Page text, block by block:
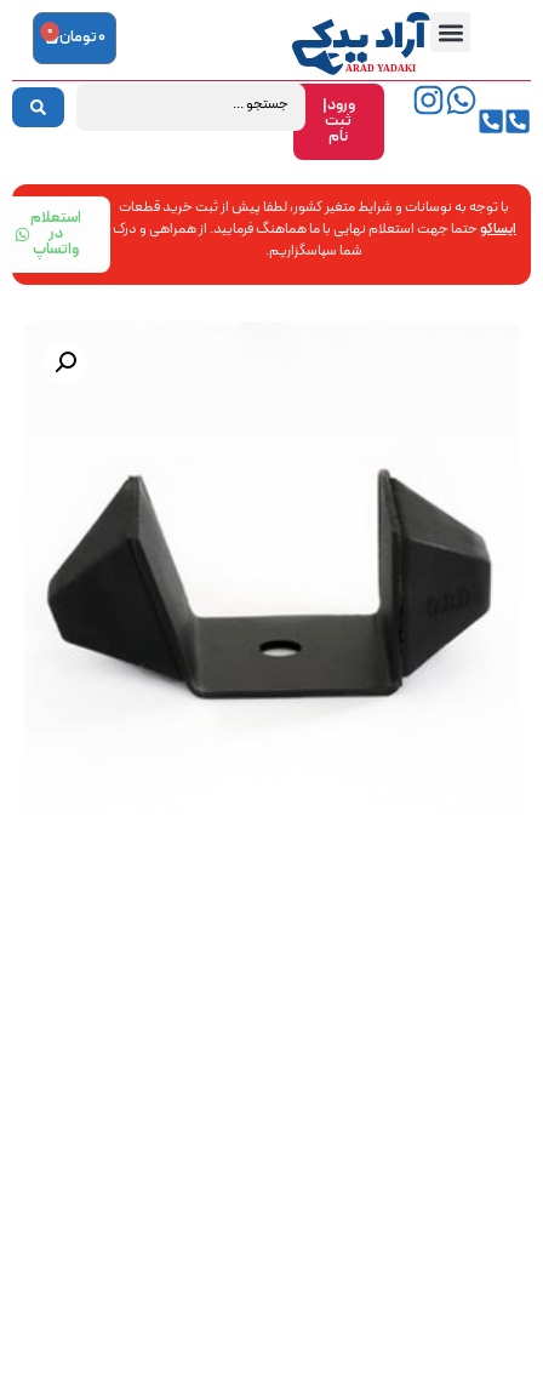
ورود|
ثبت
نام
0تومان 0
با توجه به نوسانات و شرایط متغیر کشور، لطفا پیش از ثبت خرید قطعات
ایساکوحتما جهت استعلام نهایی با ما هماهنگ فرمایید. از همراهی و درک
شما سپاسگزاریم.
استعلام
در
واتساپ